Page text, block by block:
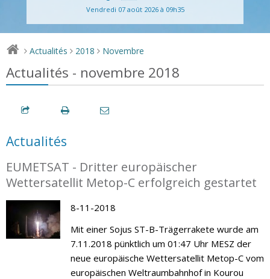
Vendredi 07 août 2026 à 09h35
> Actualités > 2018 > Novembre
Actualités - novembre 2018
Actualités
EUMETSAT - Dritter europäischer
Wettersatellit Metop-C erfolgreich gestartet
8-11-2018
Mit einer Sojus ST-B-Trägerrakete wurde am
7.11.2018 pünktlich um 01:47 Uhr MESZ der
neue europäische Wettersatellit Metop-C vom
europäischen Weltraumbahnhof in Kourou